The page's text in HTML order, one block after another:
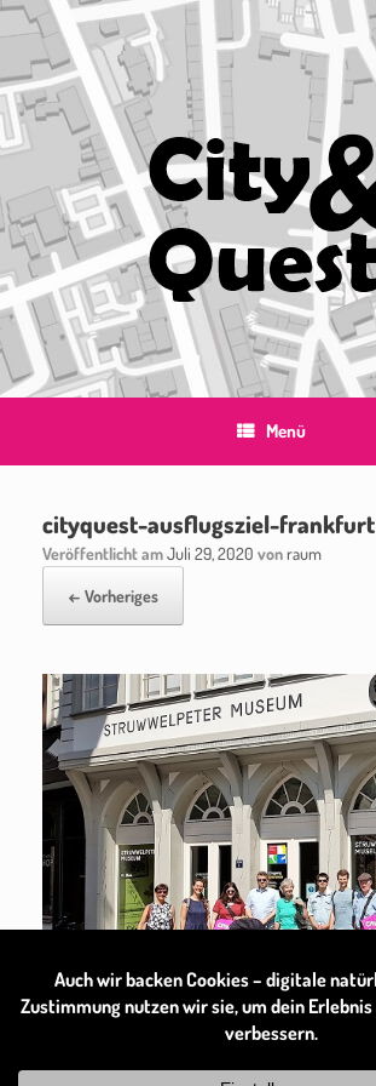
Zum
Inhalt
springen
Menü
cityquest-ausflugsziel-frankfurt
Veröffentlicht amJuli 29, 2020 vonraum
← Vorheriges